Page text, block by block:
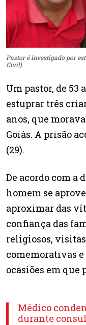
Pastor é investigado por
Civil)
Um pastor, de 53
estuprar três
anos, que
Goiás. A prisão
(29).
De acordo com a
homem se
aproximar das
confiança das
religiosos, visitas
comemorativas
ocasiões em que
Médico
durante